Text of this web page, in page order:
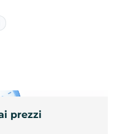
prezzi